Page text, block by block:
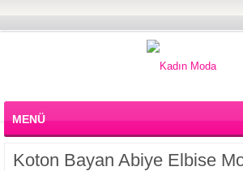
MENÜ
Koton Bayan Abiye Elbise